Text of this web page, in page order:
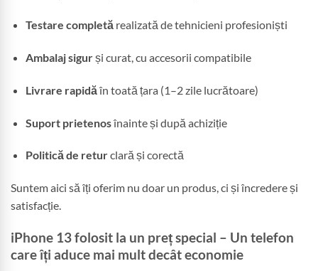
Testare completărealizată de tehnicieni profesioniști
Ambalaj sigurși curat, cu accesorii compatibile
Livrare rapidăîn toată țara (1–2 zile lucrătoare)
Suport prietenosînainte și după achiziție
Politică de returclară și corectă
Suntem aici să îți oferim nu doar un produs, ci și încredere și
satisfacție.
iPhone 13 folosit la un preț special – Un telefon
care îți aduce mai mult decât economie